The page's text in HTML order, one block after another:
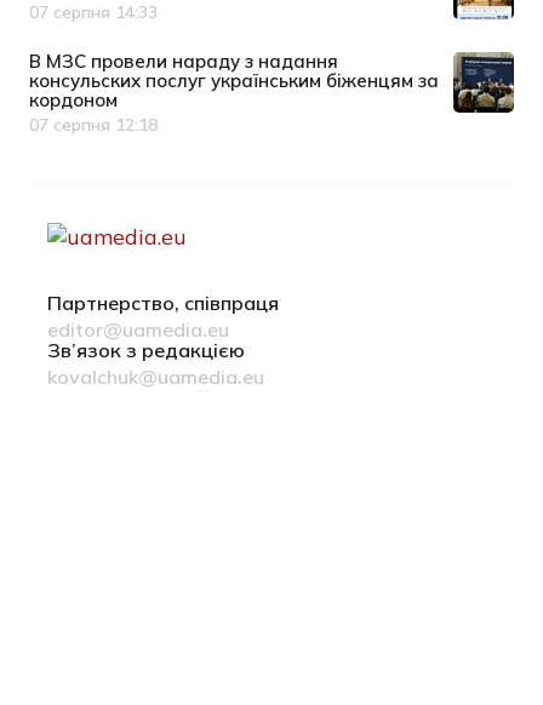
Дата публікації
07 серпня 14:33
В МЗС провели нараду з надання
консульских послуг українським біженцям за
кордоном
Дата публікації
07 серпня 12:18
Партнерство, співпраця
editor@uamedia.eu
Зв’язок з редакцією
kovalchuk@uamedia.eu
Новини компаній